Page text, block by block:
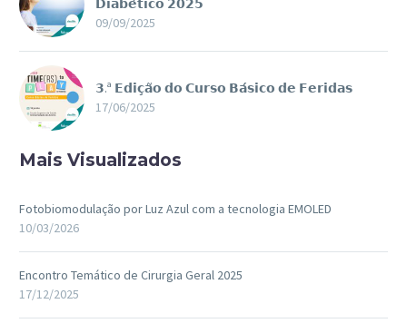
𝗗𝗶𝗮𝗯𝗲́𝘁𝗶𝗰𝗼 𝟮𝟬𝟮𝟱
09/09/2025
𝟯.ª 𝗘𝗱𝗶𝗰̧𝗮̃𝗼 𝗱𝗼 𝗖𝘂𝗿𝘀𝗼 𝗕𝗮́𝘀𝗶𝗰𝗼 𝗱𝗲 𝗙𝗲𝗿𝗶𝗱𝗮𝘀
17/06/2025
Mais Visualizados
Fotobiomodulação por Luz Azul com a tecnologia EMOLED
10/03/2026
Encontro Temático de Cirurgia Geral 2025
17/12/2025